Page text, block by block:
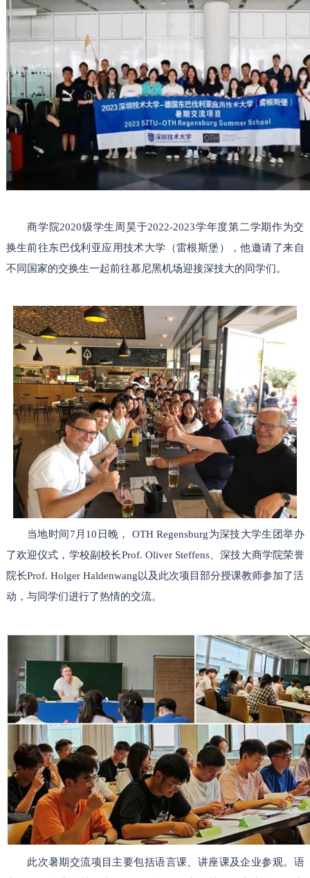
商学院2020级学生周昊于2022-2023学年度第二学期作为交
换生前往东巴伐利亚应用技术大学（雷根斯堡），他邀请了来自
不同国家的交换生一起前往慕尼黑机场迎接深技大的同学们。
当地时间7月10日晚， OTH Regensburg为深技大学生团举办
了欢迎仪式，学校副校长Prof. Oliver Steffens、深技大商学院荣誉
院长Prof. Holger Haldenwang以及此次项目部分授课教师参加了活
动，与同学们进行了热情的交流。
此次暑期交流项目主要包括语言课、讲座课及企业参观。语